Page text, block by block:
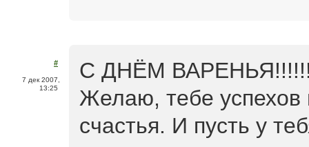
#
7 дек 2007,
13:25
С ДНЁМ
Желаю, тебе успехов
счастья. И пусть у